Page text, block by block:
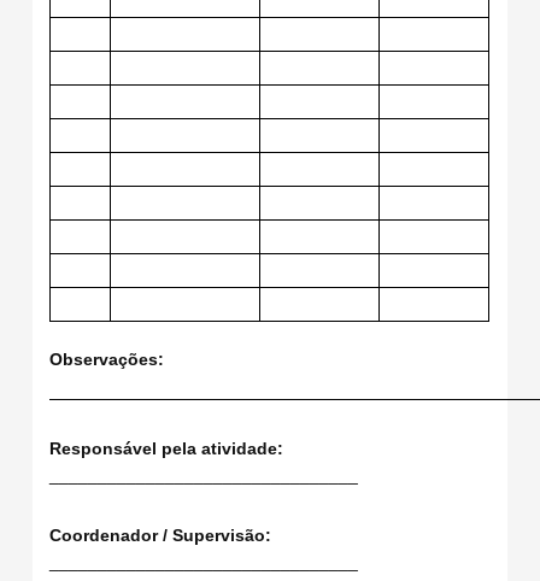
Observações:
Responsável pela atividade:
Coordenador / Supervisão: